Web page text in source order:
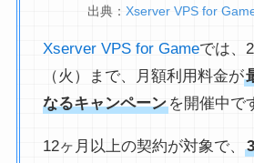
出典： Xserver VPS for
Xserver VPS for Gameでは、
（火）まで、月額利用料金が
なるキャンペーンを開催中で
12ヶ月以上の契約が対象で、